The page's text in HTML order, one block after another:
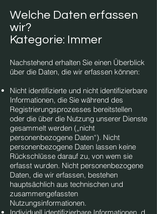
Welche Daten erfassen
wir?
Kategorie: Immer
Nachstehend erhalten Sie einen Überblick
über die Daten, die wir erfassen können:
Nicht identifizierte und nicht identifizierbare
Informationen, die Sie während des
Registrierungsprozesses bereitstellen
oder die über die Nutzung unserer Dienste
gesammelt werden („nicht
personenbezogene Daten“). Nicht
personenbezogene Daten lassen keine
Rückschlüsse darauf zu, von wem sie
erfasst wurden. Nicht personenbezogene
Daten, die wir erfassen, bestehen
hauptsächlich aus technischen und
zusammengefassten
Nutzungsinformationen.